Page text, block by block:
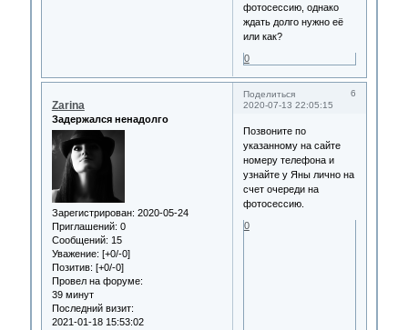
фотосессию, однако
ждать долго нужно её
или как?
0
Поделиться
6
2020-07-13 22:05:15
Zarina
Задержался ненадолго
Зарегистрирован: 2020-05-24
Приглашений: 0
Сообщений: 15
Уважение: [+0/-0]
Позитив: [+0/-0]
Провел на форуме:
39 минут
Последний визит:
2021-01-18 15:53:02
Позвоните по
указанному на сайте
номеру телефона и
узнайте у Яны лично на
счет очереди на
фотосессию.
0